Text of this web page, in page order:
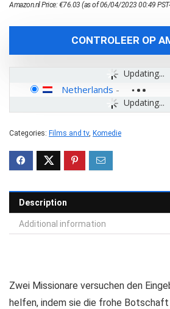
Amazon.nl Price:€76.03 (as of 06/04/2023 00:49 PST-
CONTROLEER OP
Updating...
Updating...
Netherlands -
Categories: Films and tv, Komedie
Description
Additional information
Zwei Missionare versuchen den
helfen, indem sie die frohe Botschaft